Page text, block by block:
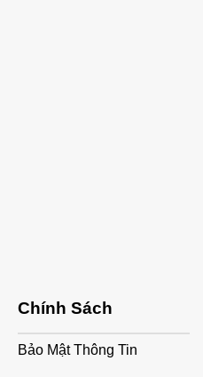
Chính Sách
Bảo Mật Thông Tin